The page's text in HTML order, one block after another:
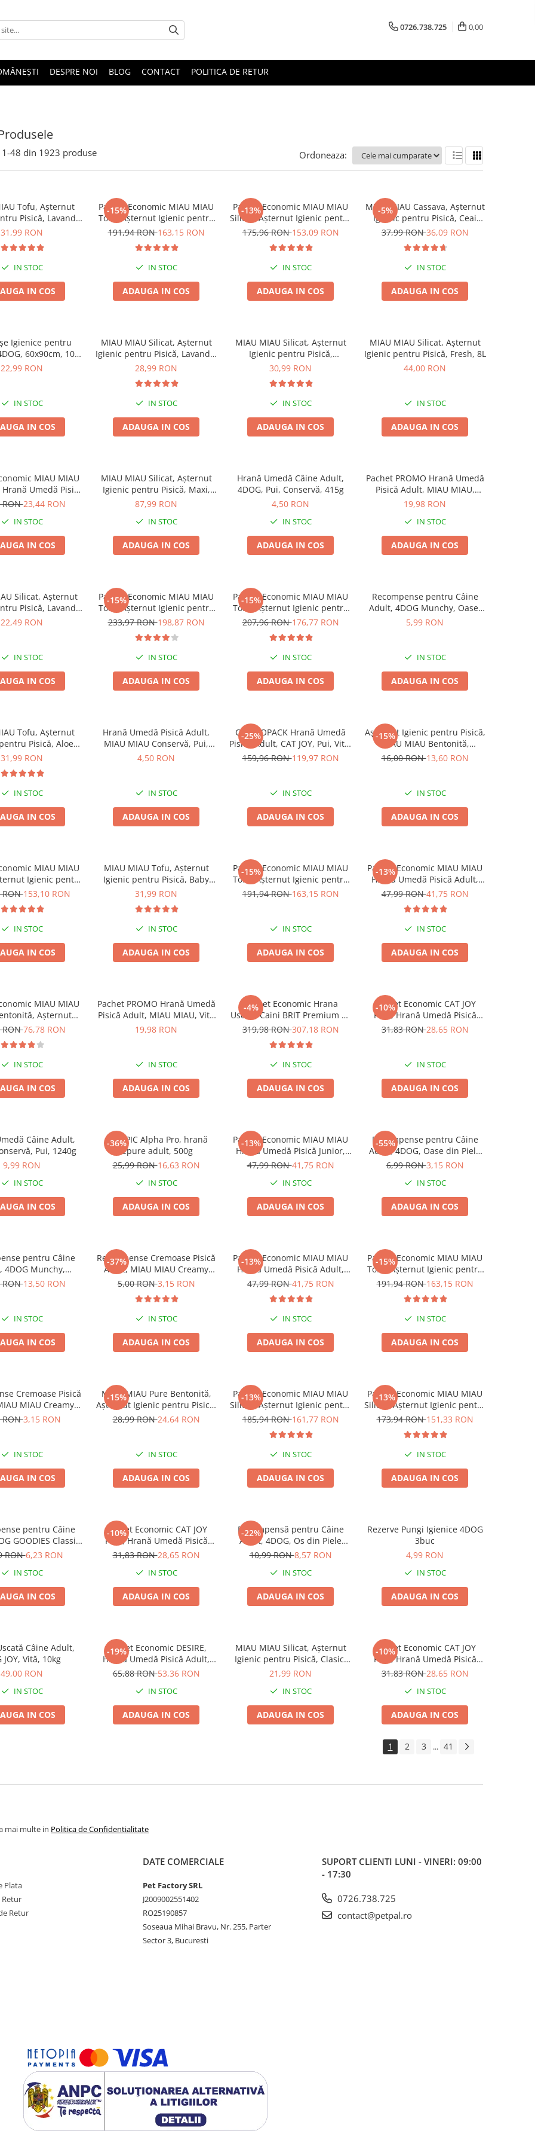
0726.738.725 0,00
DESPRE NOI BLOG CONTACT POLITICA DE RETUR
1-48 din 1923 produse Ordoneaza:
Tofu, Așternut
Pisică, Lavandă,
6L
31,99 RON
IN STOC
IN COS
-15%
Pachet Economic MIAU MIAU
Tofu, Așternut Igienic pentru
Pisică, Lavandă, 6x6L
191,94 RON163,15 RON
IN STOC
ADAUGA IN COS
-13%
Pachet Economic MIAU MIAU
Silicat, Așternut Igienic pentru
Pisică, Fresh, 4x8L
175,96 RON153,09 RON
IN STOC
ADAUGA IN COS
-5%
MIAU MIAU Cassava, Așternut
Igienic pentru Pisică, Ceai
Verde, 6L
37,99 RON36,09 RON
IN STOC
ADAUGA IN COS
Igienice pentru
60x90cm, 10
bucăți
22,99 RON
IN STOC
IN COS
MIAU MIAU Silicat, Așternut
Igienic pentru Pisică, Lavandă,
5L
28,99 RON
IN STOC
ADAUGA IN COS
MIAU MIAU Silicat, Așternut
Igienic pentru Pisică,
Clumping, 5L
30,99 RON
IN STOC
ADAUGA IN COS
MIAU MIAU Silicat, Așternut
Igienic pentru Pisică, Fresh, 8L
44,00 RON
IN STOC
ADAUGA IN COS
MIAU MIAU
Umedă Pisică
Pui, 6x415g
RON23,44 RON
IN STOC
IN COS
MIAU MIAU Silicat, Așternut
Igienic pentru Pisică, Maxi,
15L
87,99 RON
IN STOC
ADAUGA IN COS
Hrană Umedă Câine Adult,
4DOG, Pui, Conservă, 415g
4,50 RON
IN STOC
ADAUGA IN COS
Pachet PROMO Hrană Umedă
Pisică Adult, MIAU MIAU,
Somon în sos, 12x100g
19,98 RON
IN STOC
ADAUGA IN COS
Silicat, Așternut
Pisică, Lavandă,
3.8L
22,49 RON
IN STOC
IN COS
-15%
Pachet Economic MIAU MIAU
Tofu, Așternut Igienic pentru
Pisică, Maxi, Vanilie, 3x15L
233,97 RON198,87 RON
IN STOC
ADAUGA IN COS
-15%
Pachet Economic MIAU MIAU
Tofu, Așternut Igienic pentru
Pisică, Fresh, 4x10L
207,96 RON176,77 RON
IN STOC
ADAUGA IN COS
Recompense pentru Câine
Adult, 4DOG Munchy, Oase,
Vită, 10cm, 3 bucăți
5,99 RON
IN STOC
ADAUGA IN COS
Tofu, Așternut
Pisică, Aloe
Vera, 6L
31,99 RON
IN STOC
IN COS
Hrană Umedă Pisică Adult,
MIAU MIAU Conservă, Pui,
415g
4,50 RON
IN STOC
ADAUGA IN COS
-25%
COMBOPACK Hrană Umedă
Pisică Adult, CAT JOY, Pui, Vită,
Curcan și Somon, 96x85g
159,96 RON119,97 RON
IN STOC
ADAUGA IN COS
-15%
Așternut Igienic pentru Pisică,
MIAU MIAU Bentonită,
Lavandă, 5kg
16,00 RON13,60 RON
IN STOC
ADAUGA IN COS
MIAU MIAU
Igienic pentru
Maxi, 2x15L
RON153,10 RON
IN STOC
IN COS
MIAU MIAU Tofu, Așternut
Igienic pentru Pisică, Baby
Powder, 6L
31,99 RON
IN STOC
ADAUGA IN COS
-15%
Pachet Economic MIAU MIAU
Tofu, Așternut Igienic pentru
Pisică, Aloe Vera, 6x6L
191,94 RON163,15 RON
IN STOC
ADAUGA IN COS
-13%
Pachet Economic MIAU MIAU
Hrană Umedă Pisică Adult,
Somon în sos, 24x100g
47,99 RON41,75 RON
IN STOC
ADAUGA IN COS
MIAU MIAU
Așternut
Pisică, Lavandă,
RON76,78 RON
IN STOC
IN COS
Pachet PROMO Hrană Umedă
Pisică Adult, MIAU MIAU, Vită
în sos, 12x100g
19,98 RON
IN STOC
ADAUGA IN COS
-4%
Pachet Economic Hrana
Uscata Caini BRIT Premium by
Nature Medium Adult 2x15kg
319,98 RON307,18 RON
IN STOC
ADAUGA IN COS
-10%
Pachet Economic CAT JOY
Pate, Hrană Umedă Pisică
Adult, Pasăre, 16x100g
31,83 RON28,65 RON
IN STOC
ADAUGA IN COS
Câine Adult,
Pui, 1240g
9,99 RON
IN STOC
IN COS
-36%
CUNIPIC Alpha Pro, hrană
iepure adult, 500g
25,99 RON16,63 RON
IN STOC
ADAUGA IN COS
-13%
Pachet Economic MIAU MIAU
Hrană Umedă Pisică Junior,
Pui în sos, 24x100g
47,99 RON41,75 RON
IN STOC
ADAUGA IN COS
-55%
Recompense pentru Câine
Adult, 4DOG, Oase din Piele
Presată, 8.5cm, 3 bucăți
6,99 RON3,15 RON
IN STOC
ADAUGA IN COS
pentru Câine
4DOG Munchy,
Vită, 12.5cm, 100
RON13,50 RON
IN STOC
IN COS
-37%
Recompense Cremoase Pisică
Adult, MIAU MIAU Creamy
Snacks, Pui, 4x15g
5,00 RON3,15 RON
IN STOC
ADAUGA IN COS
-13%
Pachet Economic MIAU MIAU
Hrană Umedă Pisică Adult,
Sterilizată, Pui în sos, 24x100g
47,99 RON41,75 RON
IN STOC
ADAUGA IN COS
-15%
Pachet Economic MIAU MIAU
Tofu, Așternut Igienic pentru
Pisică, Baby Powder, 6x6L
191,94 RON163,15 RON
IN STOC
ADAUGA IN COS
Cremoase Pisică
MIAU Creamy
Rață, 4x15g
RON3,15 RON
IN STOC
IN COS
-15%
MIAU MIAU Pure Bentonită,
Așternut Igienic pentru Pisică,
Lavandă, 5kg
28,99 RON24,64 RON
IN STOC
ADAUGA IN COS
-13%
Pachet Economic MIAU MIAU
Silicat, Așternut Igienic pentru
Pisică, Clumping, 6x5L
185,94 RON161,77 RON
IN STOC
ADAUGA IN COS
-13%
Pachet Economic MIAU MIAU
Silicat, Așternut Igienic pentru
Pisică, Lavandă, 6x5L
173,94 RON151,33 RON
IN STOC
ADAUGA IN COS
pentru Câine
GOODIES Classic,
Pui și Orez, 100g
RON6,23 RON
IN STOC
IN COS
-10%
Pachet Economic CAT JOY
Pate, Hrană Umedă Pisică
Adult, Pește, 16x100g
31,83 RON28,65 RON
IN STOC
ADAUGA IN COS
-22%
Recompensă pentru Câine
Adult, 4DOG, Os din Piele
Presată, 22cm
10,99 RON8,57 RON
IN STOC
ADAUGA IN COS
Rezerve Pungi Igienice 4DOG
3buc
4,99 RON
IN STOC
ADAUGA IN COS
Câine Adult,
JOY, Vită, 10kg
49,00 RON
IN STOC
IN COS
-19%
Pachet Economic DESIRE,
Hrană Umedă Pisică Adult,
Ton File și Creveți în Supă,
65,88 RON53,36 RON
IN STOC
ADAUGA IN COS
MIAU MIAU Silicat, Așternut
Igienic pentru Pisică, Clasic,
3.8L
21,99 RON
IN STOC
ADAUGA IN COS
-10%
Pachet Economic CAT JOY
Pate, Hrană Umedă Pisică
Adult, Vită, 16x100g
31,83 RON28,65 RON
IN STOC
ADAUGA IN COS
1 2 3 ... 41
mai multe in Politica de Confidentialitate
Plata
Retur
Retur
DATE COMERCIALE
Pet Factory SRL
J2009002551402
RO25190857
Soseaua Mihai Bravu, Nr. 255, Parter
Sector 3, Bucuresti
SUPORT CLIENTI LUNI - VINERI: 09:00
- 17:30
0726.738.725
contact@petpal.ro